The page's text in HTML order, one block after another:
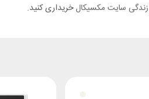
سایت مکسیکالخریداری کنید.